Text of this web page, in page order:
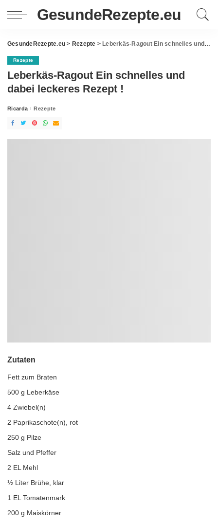
GesundeRezepte.eu
GesundeRezepte.eu > Rezepte > Leberkäs-Ragout Ein schnelles und dabei leckeres Rezept !
Rezepte
Leberkäs-Ragout Ein schnelles und
dabei leckeres Rezept !
Posted
Ricarda Rezepte
Zutaten
Fett zum Braten
500 g Leberkäse
4 Zwiebel(n)
2 Paprikaschote(n), rot
250 g Pilze
Salz und Pfeffer
2 EL Mehl
½ Liter Brühe, klar
1 EL Tomatenmark
200 g Maiskörner